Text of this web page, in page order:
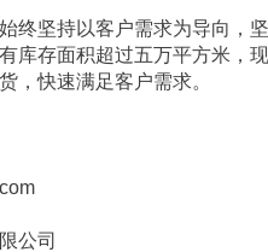
终坚持以客户需求为导向，
库存面积超过五万平方米，
，快速满足客户需求。
公司